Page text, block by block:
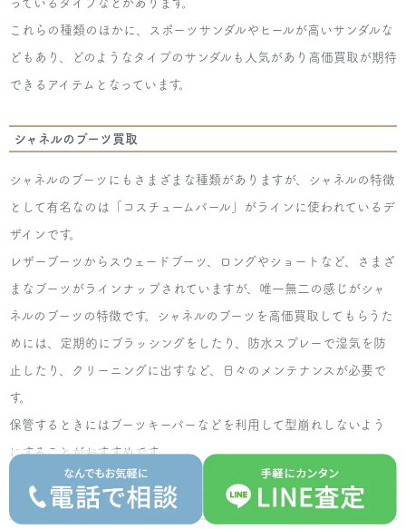
っているタイプなどがあります。
これらの種類のほかに、スポーツサンダルやヒールが高いサンダルな
どもあり、どのようなタイプのサンダルも人気があり高価買取が期待
できるアイテムとなっています。
シャネルのブーツ買取
シャネルのブーツにもさまざまな種類がありますが、シャネルの特徴
として有名なのは「コスチュームパール」がラインに使われているデ
ザインです。
レザーブーツからスウェードブーツ、ロングやショートなど、さまざ
まなブーツがラインナップされていますが、唯一無二の感じがシャ
ネルのブーツの特徴です。シャネルのブーツを高価買取してもらうた
めには、定期的にブラッシングをしたり、防水スプレーで湿気を防
止したり、クリーニングに出すなど、日々のメンテナンスが必要で
す。
保管するときにはブーツキーパーなどを利用して型崩れしないよう
にすることがおすすめです。
シャネルのローファー買取